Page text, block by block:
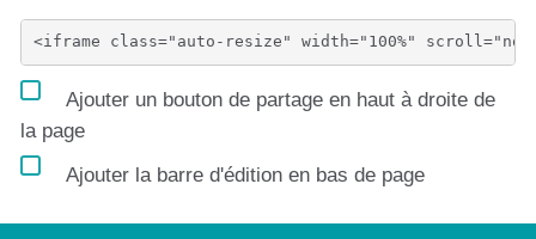
Ajouter un bouton de partage en haut à droite de
la page
Ajouter la barre d'édition en bas de page